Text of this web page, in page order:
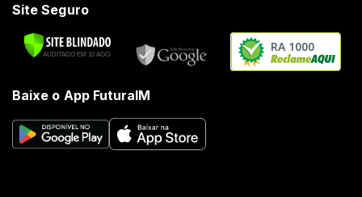
Site Seguro
RA 1000
Baixe o App FuturaIM